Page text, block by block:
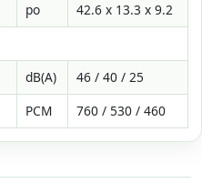
po
42.6 x 13.3 x 9.2
dB(A)
46 / 40 / 25
PCM 760 / 530 / 460